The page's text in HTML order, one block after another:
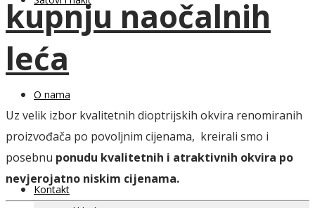
O nama
Kontakt
kupnju naočalnih
leća
Uz velik izbor kvalitetnih dioptrijskih okvira renomiranih
proizvođača po povoljnim cijenama, kreirali smo i
posebnu ponudu kvalitetnih i atraktivnih okvira po
nevjerojatno niskim cijenama.